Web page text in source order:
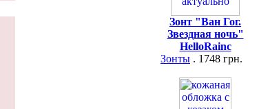
Зонт "Ван Гог.
Звездная ночь"
HelloRainc
Зонты . 1748 грн.